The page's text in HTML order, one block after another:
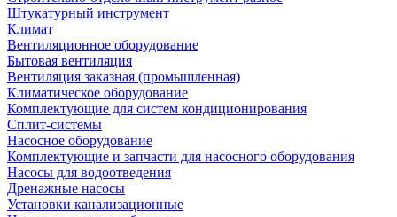
Штукатурный инструмент
Климат
Вентиляционное оборудование
Бытовая вентиляция
Вентиляция заказная (промышленная)
Климатическое оборудование
Комплектующие для систем кондиционирования
Сплит-системы
Насосное оборудование
Комплектующие и запчасти для насосного оборудования
Насосы для водоотведения
Дренажные насосы
Установки канализационные